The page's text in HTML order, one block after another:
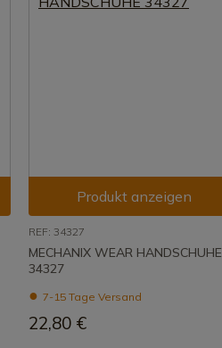
Produkt anzeigen
REF: 34327
MECHANIX WEAR HANDSCHUHE
34327
7-15 Tage Versand
22,80 €